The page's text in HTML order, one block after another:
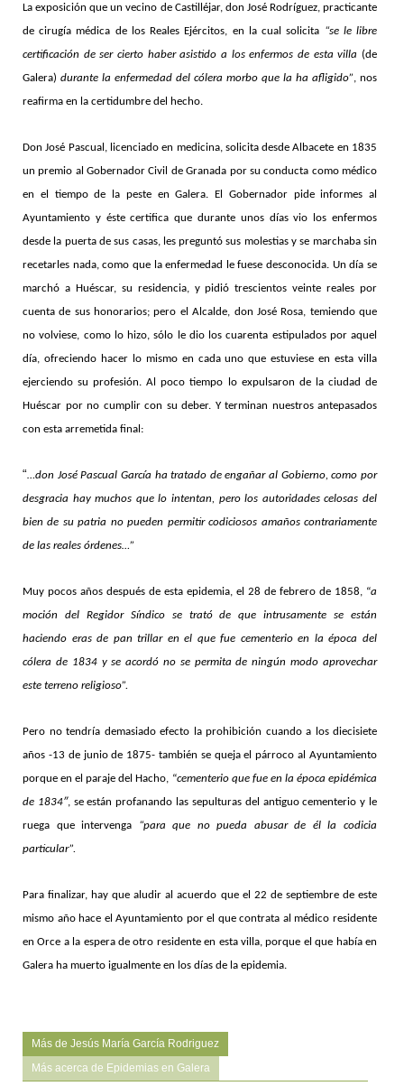
La exposición que un vecino de Castilléjar, don José Rodríguez, practicante
de cirugía médica de los Reales Ejércitos, en la cual solicita “se le libre
certificación de ser cierto haber asistido a los enfermos de esta villa (de
Galera) durante la enfermedad del cólera morbo que la ha afligido”, nos
reafirma en la certidumbre del hecho.
Don José Pascual, licenciado en medicina, solicita desde Albacete en 1835
un premio al Gobernador Civil de Granada por su conducta como médico
en el tiempo de la peste en Galera. El Gobernador pide informes al
Ayuntamiento y éste certifica que durante unos días vio los enfermos
desde la puerta de sus casas, les preguntó sus molestias y se marchaba sin
recetarles nada, como que la enfermedad le fuese desconocida. Un día se
marchó a Huéscar, su residencia, y pidió trescientos veinte reales por
cuenta de sus honorarios; pero el Alcalde, don José Rosa, temiendo que
no volviese, como lo hizo, sólo le dio los cuarenta estipulados por aquel
día, ofreciendo hacer lo mismo en cada uno que estuviese en esta villa
ejerciendo su profesión. Al poco tiempo lo expulsaron de la ciudad de
Huéscar por no cumplir con su deber. Y terminan nuestros antepasados
con esta arremetida final:
“…don José Pascual García ha tratado de engañar al Gobierno, como por
desgracia hay muchos que lo intentan, pero los autoridades celosas del
bien de su patria no pueden permitir codiciosos amaños contrariamente
de las reales órdenes…”
Muy pocos años después de esta epidemia, el 28 de febrero de 1858, “a
moción del Regidor Síndico se trató de que intrusamente se están
haciendo eras de pan trillar en el que fue cementerio en la época del
cólera de 1834 y se acordó no se permita de ningún modo aprovechar
este terreno religioso”.
Pero no tendría demasiado efecto la prohibición cuando a los diecisiete
años -13 de junio de 1875- también se queja el párroco al Ayuntamiento
porque en el paraje del Hacho, “cementerio que fue en la época epidémica
de 1834″, se están profanando las sepulturas del antiguo cementerio y le
ruega que intervenga
“para que no pueda abusar de él la codicia
particular”.
Para finalizar, hay que aludir al acuerdo que el 22 de septiembre de este
mismo año hace el Ayuntamiento por el que contrata al médico residente
en Orce a la espera de otro residente en esta villa, porque el que había en
Galera ha muerto igualmente en los días de la epidemia.
Más de Jesús María García Rodriguez
Más acerca de Epidemias en Galera